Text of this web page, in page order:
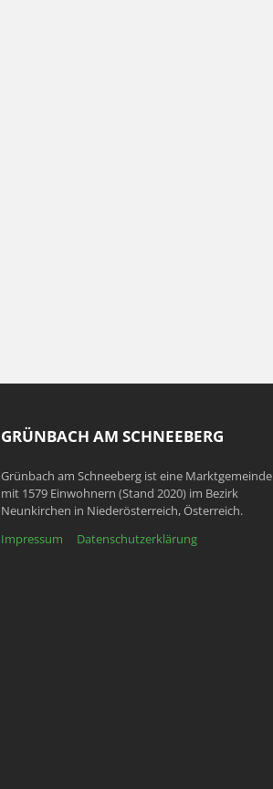
GRÜNBACH AM SCHNEEBERG
Grünbach am Schneeberg ist eine Marktgemeinde
mit 1579 Einwohnern (Stand 2020) im Bezirk
Neunkirchen in Niederösterreich, Österreich.
Impressum
Datenschutzerklärung